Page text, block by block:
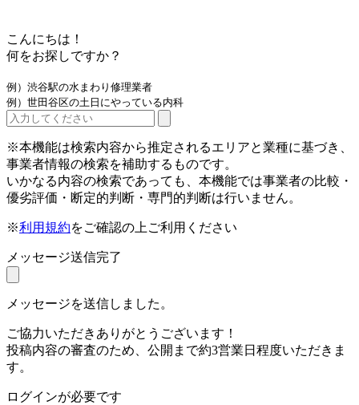
こんにちは！
何をお探しですか？
例）渋谷駅の水まわり修理業者
例）世田谷区の土日にやっている内科
※本機能は検索内容から推定されるエリアと業種に基づき、
事業者情報の検索を補助するものです。
いかなる内容の検索であっても、本機能では事業者の比較・
優劣評価・断定的判断・専門的判断は行いません。
※利用規約をご確認の上ご利用ください
メッセージ送信完了
メッセージを送信しました。
ご協力いただきありがとうございます！
投稿内容の審査のため、公開まで約3営業日程度いただきま
す。
ログインが必要です